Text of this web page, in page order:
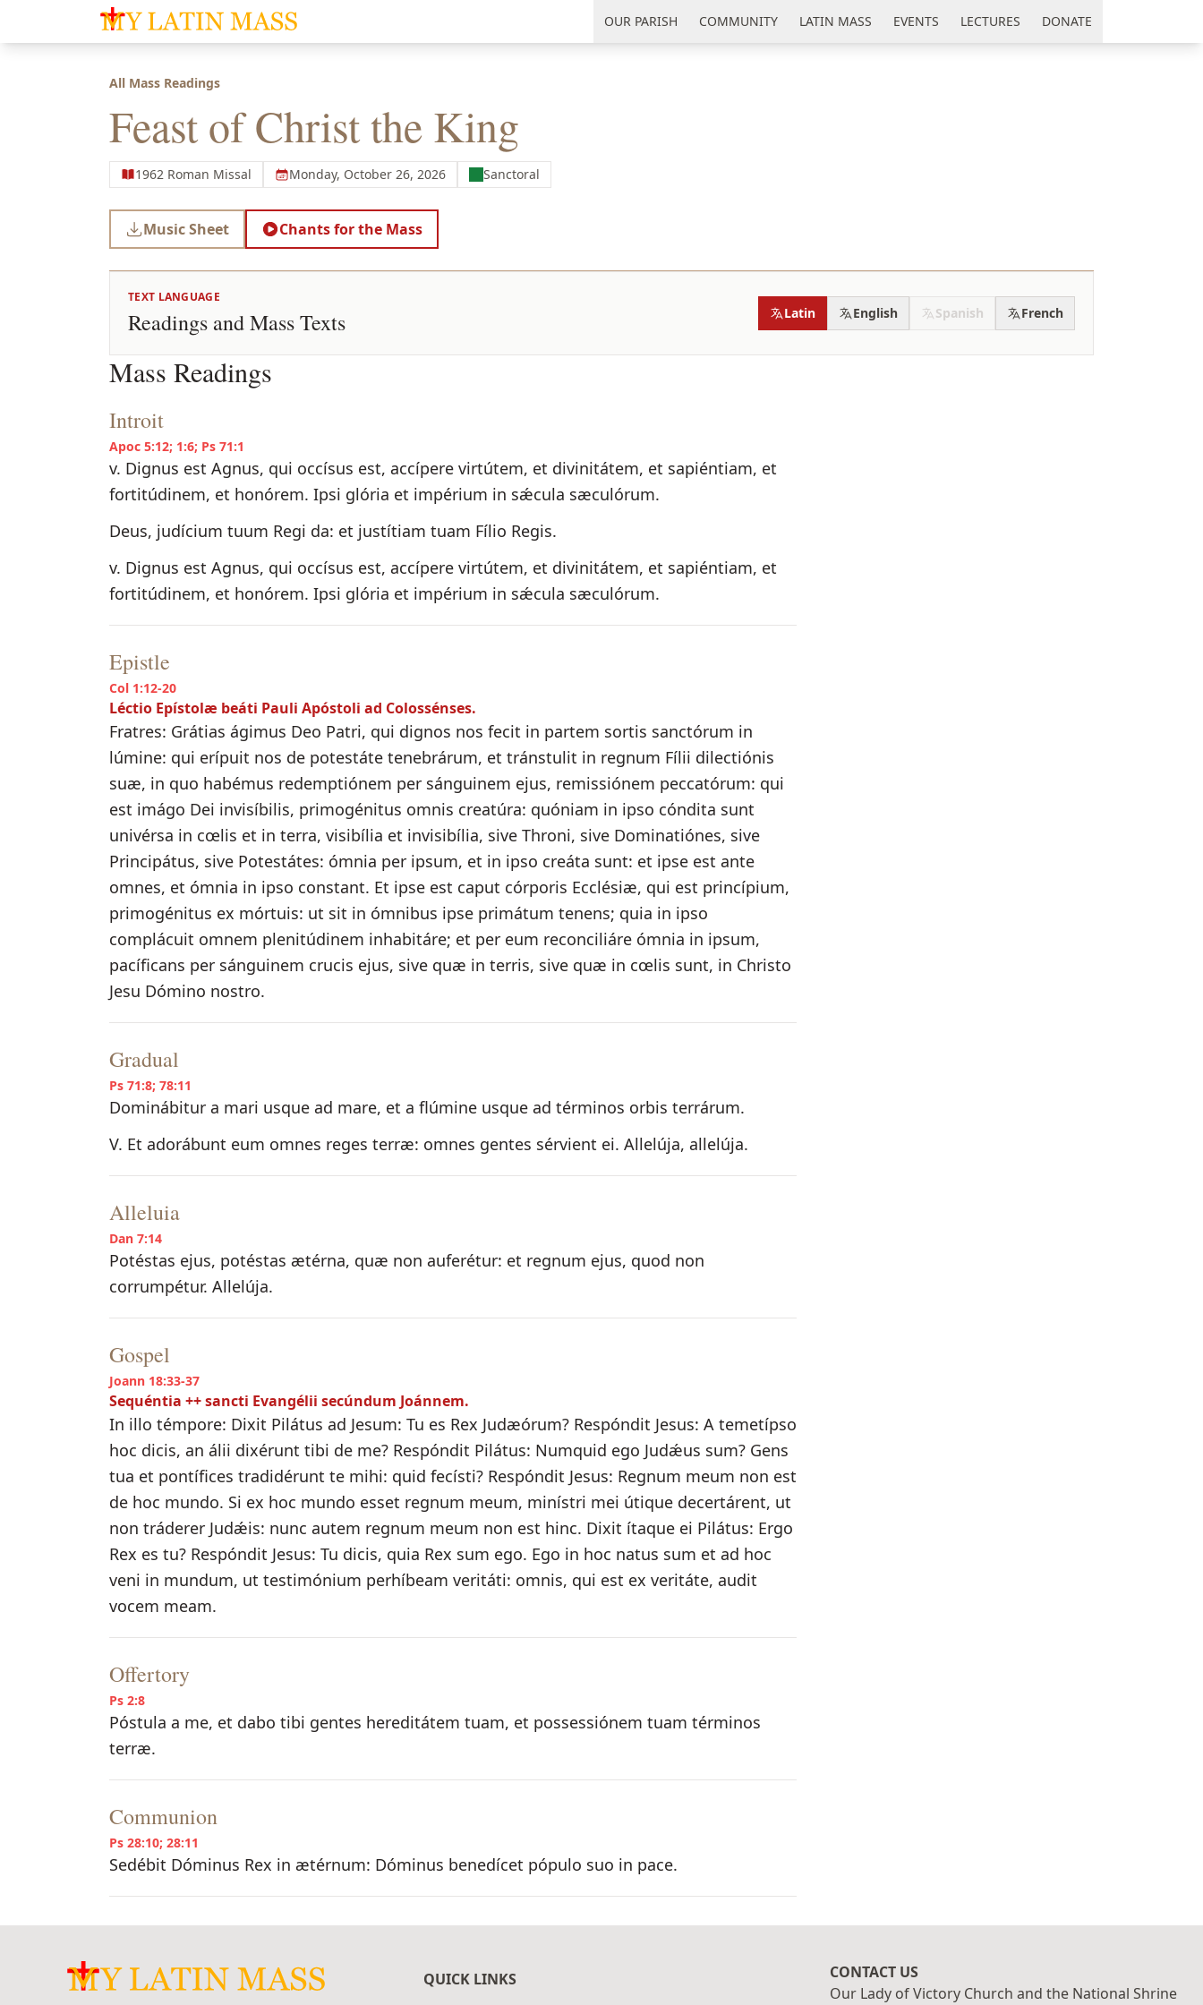
My Latin Mass - Traditional Latin Mass of South Florida OUR PARISH COMMUNITY LATIN MASS EVENTS LECTURES DONATE
All Mass Readings
Feast of Christ the King
1962 Roman Missal Monday, October 26, 2026 Sanctoral
Music Sheet Chants for the Mass
TEXT LANGUAGE
Readings and Mass Texts Latin English Spanish French
Mass Readings
Introit
Apoc 5:12; 1:6; Ps 71:1
v. Dignus est Agnus, qui occísus est, accípere virtútem, et divinitátem, et sapiéntiam, et
fortitúdinem, et honórem. Ipsi glória et impérium in sǽcula sæculórum.
Deus, judícium tuum Regi da: et justítiam tuam Fílio Regis.
v. Dignus est Agnus, qui occísus est, accípere virtútem, et divinitátem, et sapiéntiam, et
fortitúdinem, et honórem. Ipsi glória et impérium in sǽcula sæculórum.
Epistle
Col 1:12-20
Léctio Epístolæ beáti Pauli Apóstoli ad Colossénses.
Fratres: Grátias ágimus Deo Patri, qui dignos nos fecit in partem sortis sanctórum in
lúmine: qui erípuit nos de potestáte tenebrárum, et tránstulit in regnum Fílii dilectiónis
suæ, in quo habémus redemptiónem per sánguinem ejus, remissiónem peccatórum: qui
est imágo Dei invisíbilis, primogénitus omnis creatúra: quóniam in ipso cóndita sunt
univérsa in cœlis et in terra, visibília et invisibília, sive Throni, sive Dominatiónes, sive
Principátus, sive Potestátes: ómnia per ipsum, et in ipso creáta sunt: et ipse est ante
omnes, et ómnia in ipso constant. Et ipse est caput córporis Ecclésiæ, qui est princípium,
primogénitus ex mórtuis: ut sit in ómnibus ipse primátum tenens; quia in ipso
complácuit omnem plenitúdinem inhabitáre; et per eum reconciliáre ómnia in ipsum,
pacíficans per sánguinem crucis ejus, sive quæ in terris, sive quæ in cœlis sunt, in Christo
Jesu Dómino nostro.
Gradual
Ps 71:8; 78:11
Dominábitur a mari usque ad mare, et a flúmine usque ad términos orbis terrárum.
V. Et adorábunt eum omnes reges terræ: omnes gentes sérvient ei. Allelúja, allelúja.
Alleluia
Dan 7:14
Potéstas ejus, potéstas ætérna, quæ non auferétur: et regnum ejus, quod non
corrumpétur. Allelúja.
Gospel
Joann 18:33-37
Sequéntia ++ sancti Evangélii secúndum Joánnem.
In illo témpore: Dixit Pilátus ad Jesum: Tu es Rex Judæórum? Respóndit Jesus: A temetípso
hoc dicis, an álii dixérunt tibi de me? Respóndit Pilátus: Numquid ego Judǽus sum? Gens
tua et pontífices tradidérunt te mihi: quid fecísti? Respóndit Jesus: Regnum meum non est
de hoc mundo. Si ex hoc mundo esset regnum meum, minístri mei útique decertárent, ut
non tráderer Judǽis: nunc autem regnum meum non est hinc. Dixit ítaque ei Pilátus: Ergo
Rex es tu? Respóndit Jesus: Tu dicis, quia Rex sum ego. Ego in hoc natus sum et ad hoc
veni in mundum, ut testimónium perhíbeam veritáti: omnis, qui est ex veritáte, audit
vocem meam.
Offertory
Ps 2:8
Póstula a me, et dabo tibi gentes hereditátem tuam, et possessiónem tuam términos
terræ.
Communion
Ps 28:10; 28:11
Sedébit Dóminus Rex in ætérnum: Dóminus benedícet pópulo suo in pace.
QUICK LINKS
CONTACT US
Our Lady of Victory Church and the National Shrine